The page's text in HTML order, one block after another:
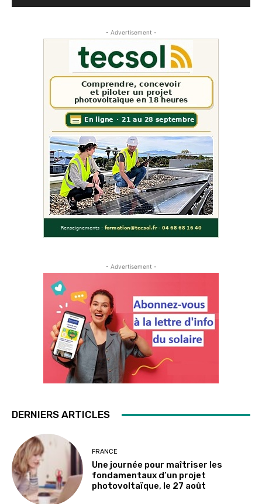
- Advertisement -
- Advertisement -
DERNIERS ARTICLES
FRANCE
Une journée pour maîtriser les
fondamentaux d’un projet
photovoltaïque, le 27 août